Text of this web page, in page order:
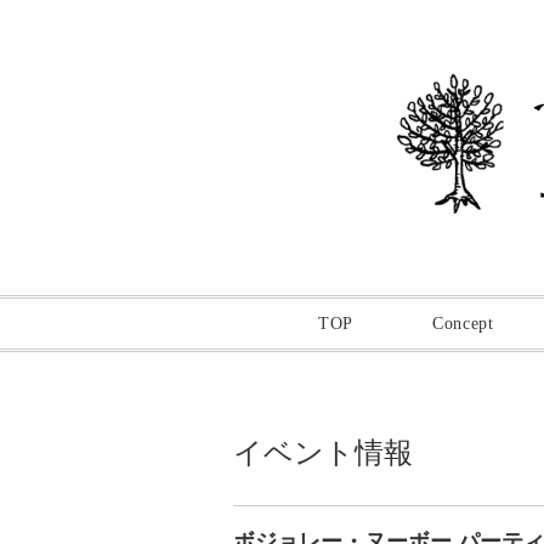
TOP Concept
イベント情報